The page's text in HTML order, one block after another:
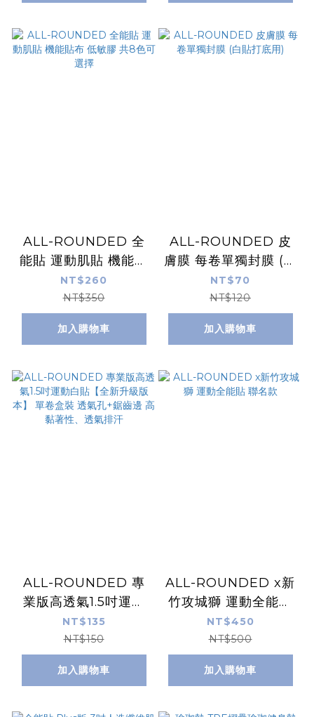
ALL-ROUNDED 全
能貼 運動肌貼 機能貼
布 低敏膠 共8色可選
擇
NT$260
NT$350
加入購物車
ALL-ROUNDED 皮
膚膜 每卷單獨封膜 (白
貼打底用)
NT$70
NT$120
加入購物車
ALL-ROUNDED 專
業版高透氣1.5吋運動
白貼【全新升級版本】
單卷盒裝 透氣孔+鋸齒
邊 高黏著性、透氣排
汗
NT$135
NT$150
加入購物車
ALL-ROUNDED x新
竹攻城獅 運動全能貼
聯名款
NT$450
NT$500
加入購物車